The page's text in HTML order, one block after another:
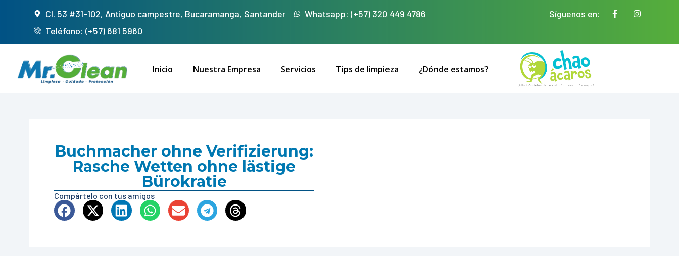
Cl. 53 #31-102, Antiguo campestre, Bucaramanga, Santander
Whatsapp: (+57) 320 449 4786
Teléfono: (+57) 681 5960
Síguenos en:
Inicio Nuestra Empresa Servicios Tips de limpieza ¿Dónde estamos?
Buchmacher ohne Verifizierung:
Rasche Wetten ohne lästige
Bürokratie
Compártelo con tus amigos